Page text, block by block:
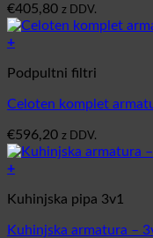
€405,80 z DDV.
+
Podpultni filtri
Celoten komplet
€596,20 z DDV.
+
Kuhinjska pipa 3v1
Kuhinjska armatura –